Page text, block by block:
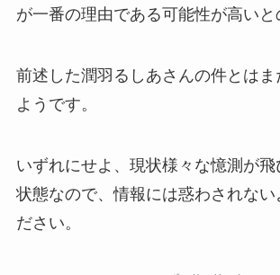
が一番の理由である可能性が高いと
前述した潤羽るしあさんの件とはま
ようです。
いずれにせよ、現状様々な憶測が飛
状態なので、情報には惑わされない
ださい。